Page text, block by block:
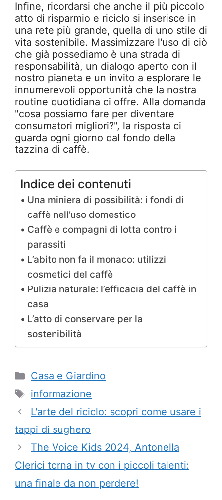
Infine, ricordarsi che anche il più piccolo
atto di risparmio e riciclo si inserisce in
una rete più grande, quella di uno stile di
vita sostenibile. Massimizzare l'uso di ciò
che già possediamo è una strada di
responsabilità, un dialogo aperto con il
nostro pianeta e un invito a esplorare le
innumerevoli opportunità che la nostra
routine quotidiana ci offre. Alla domanda
"cosa possiamo fare per diventare
consumatori migliori?", la risposta ci
guarda ogni giorno dal fondo della
tazzina di caffè.
Indice dei contenuti
Una miniera di possibilità: i fondi di
caffè nell’uso domestico
Caffè e compagni di lotta contro i
parassiti
L’abito non fa il monaco: utilizzi
cosmetici del caffè
Pulizia naturale: l’efficacia del caffè in
casa
L’atto di conservare per la
sostenibilità
Categorie
Casa e Giardino
Tag
informazione
L'arte del riciclo: scopri come usare i
tappi di sughero
The Voice Kids 2024, Antonella
Clerici torna in tv con i piccoli talenti:
una finale da non perdere!